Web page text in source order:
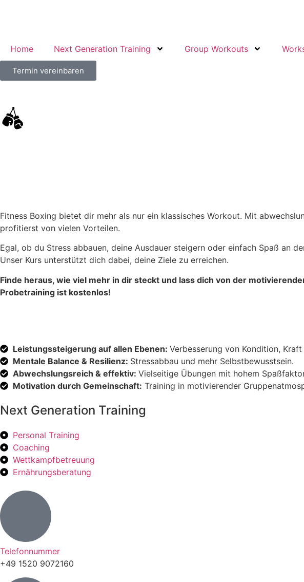
Home Next Generation Training Group Workouts
Termin vereinbaren
Fitness Boxing bietet dir mehr als nur ein klassisches Workout. Mit
profitierst von vielen Vorteilen.
Egal, ob du Stress abbauen, deine Ausdauer steigern oder einfach Spaß an
Unser Kurs unterstützt dich dabei, deine Ziele zu erreichen.
Finde heraus, wie viel mehr in dir steckt und lass dich von der
Probetraining ist kostenlos!
Leistungssteigerung auf allen Ebenen: Verbesserung von Kondition,
Mentale Balance & Resilienz: Stressabbau und mehr Selbstbewusstsein.
Abwechslungsreich & effektiv: Vielseitige Übungen mit hohem
Motivation durch Gemeinschaft: Training in motivierender
Next Generation Training
Personal Training
Coaching
Wettkampfbetreuung
Ernährungsberatung
Telefonnummer
+49 1520 9072160